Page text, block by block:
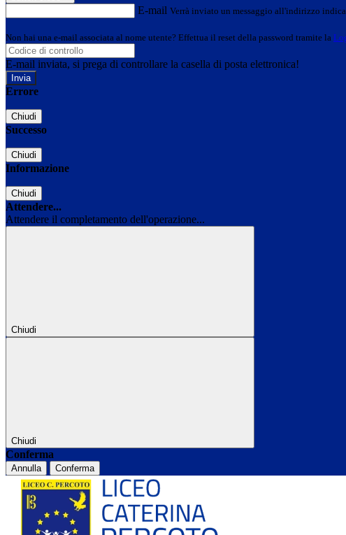
E-mail Verrà inviato un messaggio all'indirizzo
Non hai una e-mail associata al nome utente? Effettua il reset della password tramite la
E-mail inviata, si prega di controllare la casella di posta elettronica!
Errore
Chiudi
Successo
Chiudi
Informazione
Chiudi
Attendere...
Attendere il completamento dell'operazione...
Chiudi
Chiudi
Conferma
Annulla Conferma